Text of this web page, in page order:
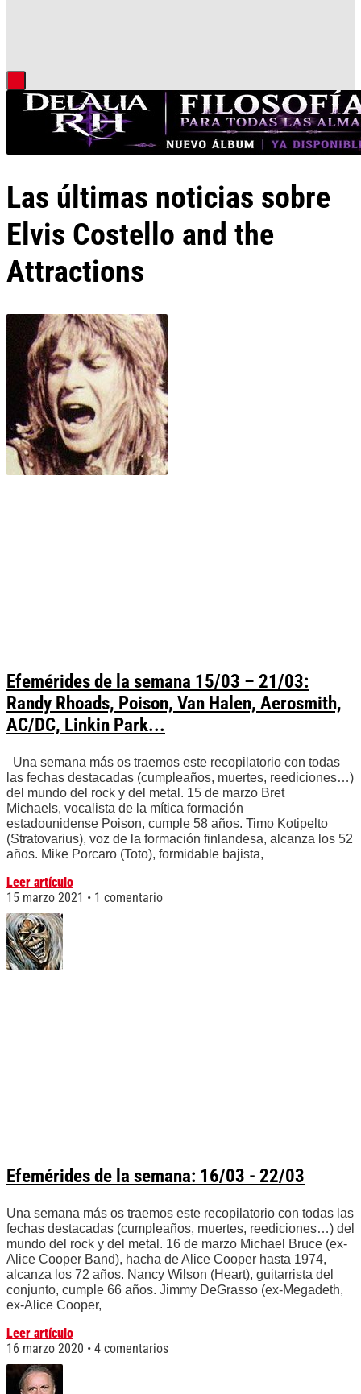
Las últimas noticias sobre
Elvis Costello and the
Attractions
Efemérides de la semana 15/03 – 21/03:
Randy Rhoads, Poison, Van Halen, Aerosmith,
AC/DC, Linkin Park...
Una semana más os traemos este recopilatorio con todas
las fechas destacadas (cumpleaños, muertes, reediciones…)
del mundo del rock y del metal. 15 de marzo Bret
Michaels, vocalista de la mítica formación
estadounidense Poison, cumple 58 años. Timo Kotipelto
(Stratovarius), voz de la formación finlandesa, alcanza los 52
años. Mike Porcaro (Toto), formidable bajista,
Leer artículo
15 marzo 2021
1 comentario
Efemérides de la semana: 16/03 - 22/03
Una semana más os traemos este recopilatorio con todas las
fechas destacadas (cumpleaños, muertes, reediciones…) del
mundo del rock y del metal. 16 de marzo Michael Bruce (ex-
Alice Cooper Band), hacha de Alice Cooper hasta 1974,
alcanza los 72 años. Nancy Wilson (Heart), guitarrista del
conjunto, cumple 66 años. Jimmy DeGrasso (ex-Megadeth,
ex-Alice Cooper,
Leer artículo
16 marzo 2020
4 comentarios